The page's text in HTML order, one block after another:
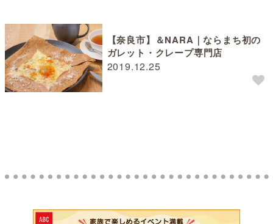
2019.12.25
【奈良市】＆NARA｜ならまち初の
ガレット・クレープ専門店